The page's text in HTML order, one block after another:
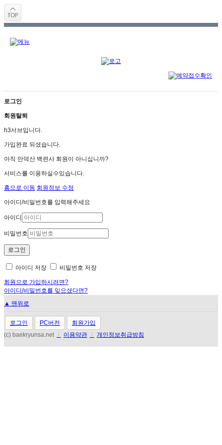
로그인
회원탈퇴
h3서브입니다.
가입완료 되셨습니다.
아직 만덕산 백련사 회원이 아니십니까?
서비스를 이용하실수있습니다.
홈으로 이동 회원정보 수정
아이디/비밀번호를 입력해주세요
아이디
비밀번호
아이디 저장 비밀번호 저장
회원으로 가입하시려면?
아이디/비밀번호를 잊으셨다면?
▲ 맨위로
로그인 PC버전
회원가입
(c) baekryunsa.net
이용약관 개인정보취급방침